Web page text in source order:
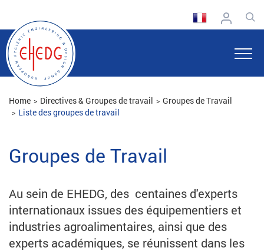
Home Directives & Groupes de travail
Groupes de Travail
Liste des groupes de travail
Groupes de Travail
Au sein de EHEDG, des centaines d'experts
internationaux issues des équipementiers et
industries agroalimentaires, ainsi que des
experts académiques, se réunissent dans les